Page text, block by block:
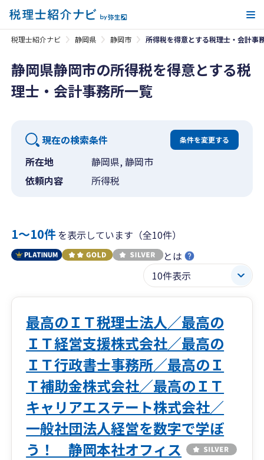
税理士紹介ナビ 静岡県 静岡市 所得税を得意とする税理士・会計事
静岡県静岡市の所得税を得意とする税
理士・会計事務所一覧
現在の検索条件 条件を変更する
所在地
静岡県, 静岡市
依頼内容
所得税
1〜10件を表示しています（全10件）
とは
最高のＩＴ税理士法人／最高の
ＩＴ経営支援株式会社／最高の
ＩＴ行政書士事務所／最高のＩ
Ｔ補助金株式会社／最高のＩＴ
キャリアエステート株式会社／
一般社団法人経営を数字で学ぼ
う！ 静岡本社オフィス